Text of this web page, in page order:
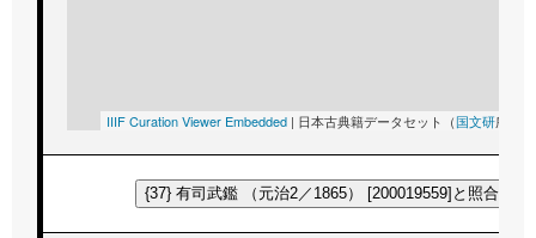
IIIF Curation Viewer Embedded | 日本古典籍データセット（国文研所蔵）
{37} 有司武鑑 （元治2／1865） [200019559]と照合する